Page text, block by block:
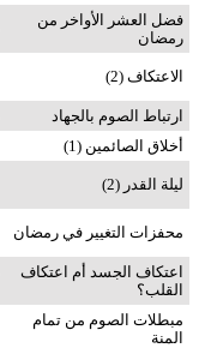
فضل العشر الأواخر من
رمضان
الاعتكاف (2)
ارتباط الصوم بالجهاد
أخلاق الصائمين (1)
ليلة القدر (2)
محفزات التغيير في رمضان
اعتكاف الجسد أم اعتكاف
القلب؟
مبطلات الصوم من تمام
المنة